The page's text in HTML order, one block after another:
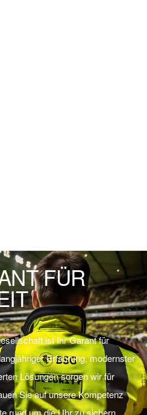
FÜR
ist Ihr Garant für
Erfahrung, modernster
Lösungen sorgen wir für
Sie auf unsere Kompetenz
rund um die Uhr zu sichern.